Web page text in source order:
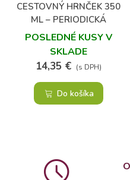
CESTOVNÝ HRNČEK 350
ML – PERIODICKÁ
TABUĽKA PRVKOV
POSLEDNÉ KUSY V
SKLADE
14,35 € (s DPH)
Do košíka